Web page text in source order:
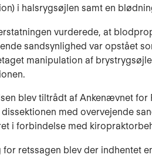
i halsrygsøjlen samt en
vurderede, at
sandsynlighed var opstået
manipulation af
blev tiltrådt af Ankenævnet for
dissektionen med overvejende
i forbindelse med
for retssagen blev der indhentet